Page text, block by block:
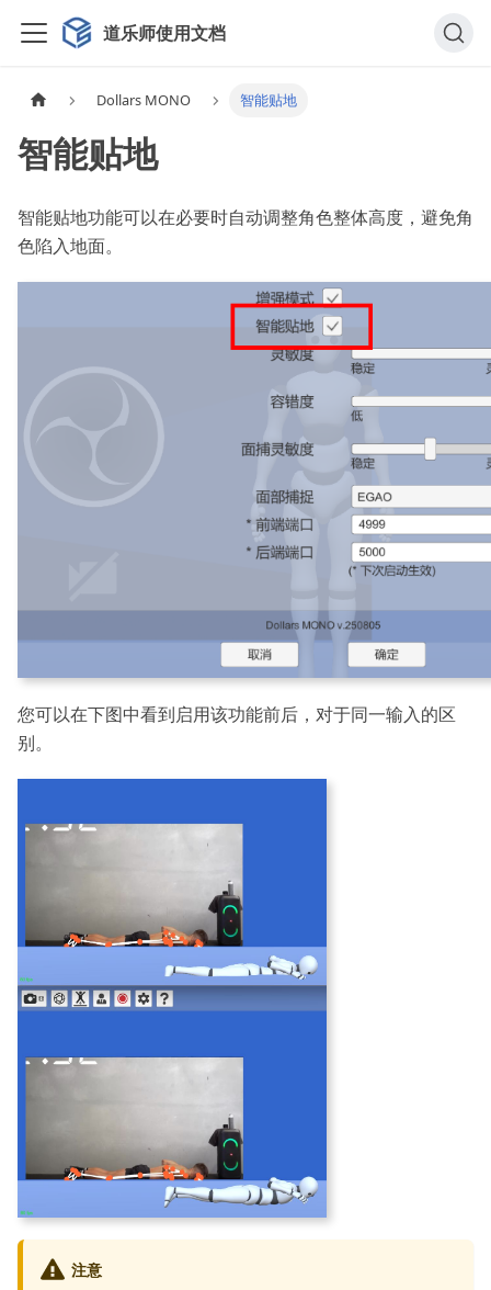
道乐师使用文档
Dollars MONO 智能贴地
智能贴地
智能贴地功能可以在必要时自动调整角色整体高度，避免角
色陷入地面。
您可以在下图中看到启用该功能前后，对于同一输入的区
别。
注意